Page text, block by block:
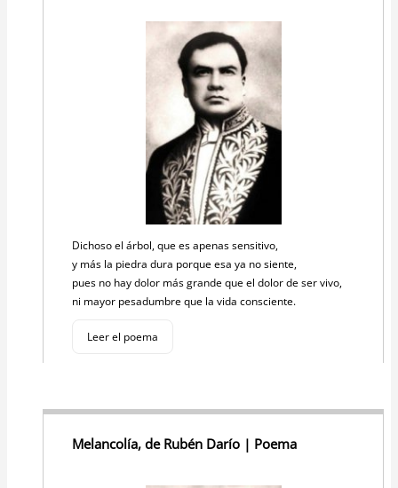
Dichoso el árbol, que es apenas sensitivo,
y más la piedra dura porque esa ya no siente,
pues no hay dolor más grande que el dolor de ser vivo,
ni mayor pesadumbre que la vida consciente.
Leer el poema
Melancolía, de Rubén Darío | Poema